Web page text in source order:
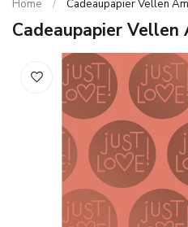
Home / Cadeaupapier Vellen
Cadeaupapier Vellen